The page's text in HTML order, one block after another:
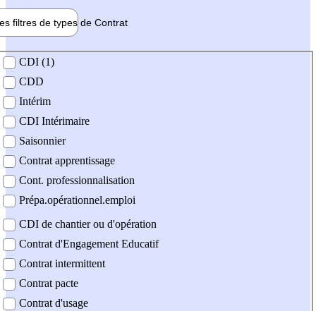
filtres de types de Contrat
contrat
CDI (1)
CDD
Intérim
CDI Intérimaire
Saisonnier
Contrat apprentissage
Cont. professionnalisation
Prépa.opérationnel.emploi
CDI de chantier ou d'opération
Contrat d'Engagement Educatif
Contrat intermittent
Contrat pacte
Contrat d'usage